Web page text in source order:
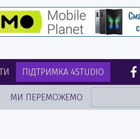
ПІДТРИМКА 4STUDIO
МИ ПЕРЕМОЖЕМО